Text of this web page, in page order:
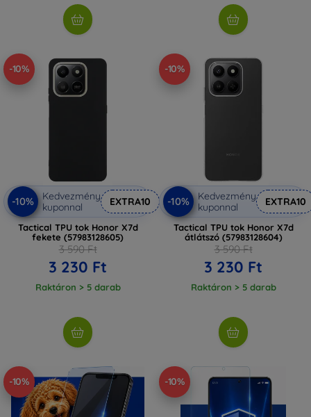
-10%
-10%
Kedvezmény
kuponnal
EXTRA10
Tactical TPU tok Honor X7d
fekete (57983128605)
3 590 Ft
3 230 Ft
Raktáron > 5 darab
-10%
-10%
Kedvezmény
kuponnal
EXTRA10
Tactical TPU tok Honor X7d
átlátszó (57983128604)
3 590 Ft
3 230 Ft
Raktáron > 5 darab
-10% -10%